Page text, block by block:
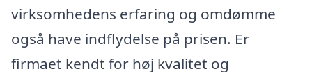
virksomhedens erfaring og omdømme
også have indflydelse på prisen. Er
firmaet kendt for høj kvalitet og